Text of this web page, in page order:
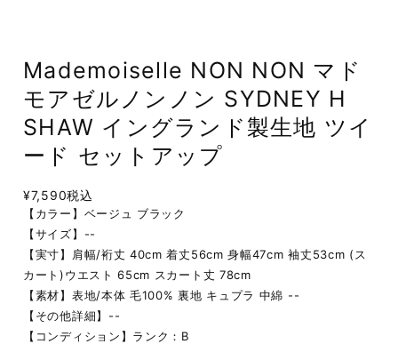
Mademoiselle NON NON マド
モアゼルノンノン SYDNEY H
SHAW イングランド製生地 ツイ
ード セットアップ
¥7,590税込
【カラー】ベージュ ブラック
【サイズ】--
【実寸】肩幅/裄丈 40cm 着丈56cm 身幅47cm 袖丈53cm (ス
カート)ウエスト 65cm スカート丈 78cm
【素材】表地/本体 毛100% 裏地 キュプラ 中綿 --
【その他詳細】--
【コンディション】ランク：B